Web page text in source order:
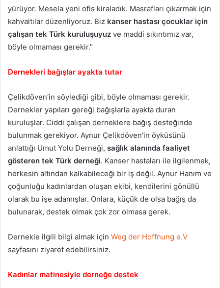
yürüyor. Mesela yeni ofis kiraladık. Masrafları çıkarmak için
kahvaltılar düzenliyoruz. Biz kanser hastası çocuklar için
çalışan tek Türk kuruluşuyuz ve maddi sıkıntımız var,
böyle olmaması gerekir."
Dernekleri bağışlar ayakta tutar
Çelikdöven'in söylediği gibi, böyle olmaması gerekir.
Dernekler yapıları gereği bağışlarla ayakta duran
kuruluşlar. Ciddi çalışan derneklere bağış desteğinde
bulunmak gerekiyor. Aynur Çelikdöven'in öyküsünü
anlattığı Umut Yolu Derneği, sağlık alanında faaliyet
gösteren tek Türk derneği. Kanser hastaları ile ilgilenmek,
herkesin altından kalkabileceği bir iş değil. Aynur Hanım ve
çoğunluğu kadınlardan oluşan ekibi, kendilerini gönüllü
olarak bu işe adamışlar. Onlara, küçük de olsa bağış da
bulunarak, destek olmak çok zor olmasa gerek.
Dernekle ilgili bilgi almak için Weg der Hoffnung e.V
sayfasını ziyaret edebilirsiniz.
Kadınlar matinesiyle derneğe destek